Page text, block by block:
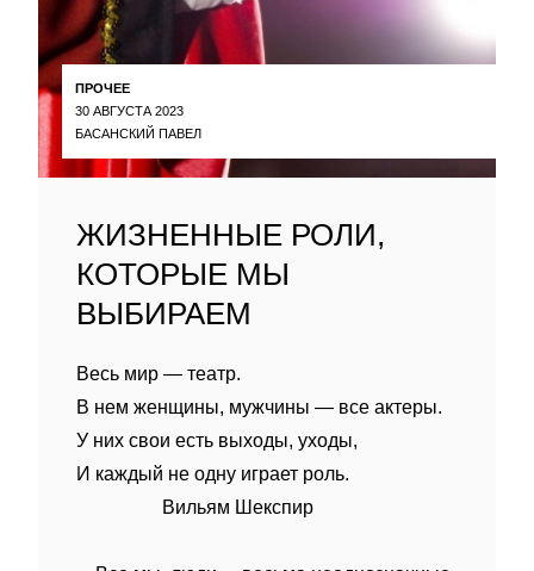
ПРОЧЕЕ
30 АВГУСТА 2023
БАСАНСКИЙ ПАВЕЛ
ЖИЗНЕННЫЕ РОЛИ,
КОТОРЫЕ МЫ
ВЫБИРАЕМ
Весь мир — театр.
В нем женщины, мужчины — все актеры.
У них свои есть выходы, уходы,
И каждый не одну играет роль.
Вильям Шекспир